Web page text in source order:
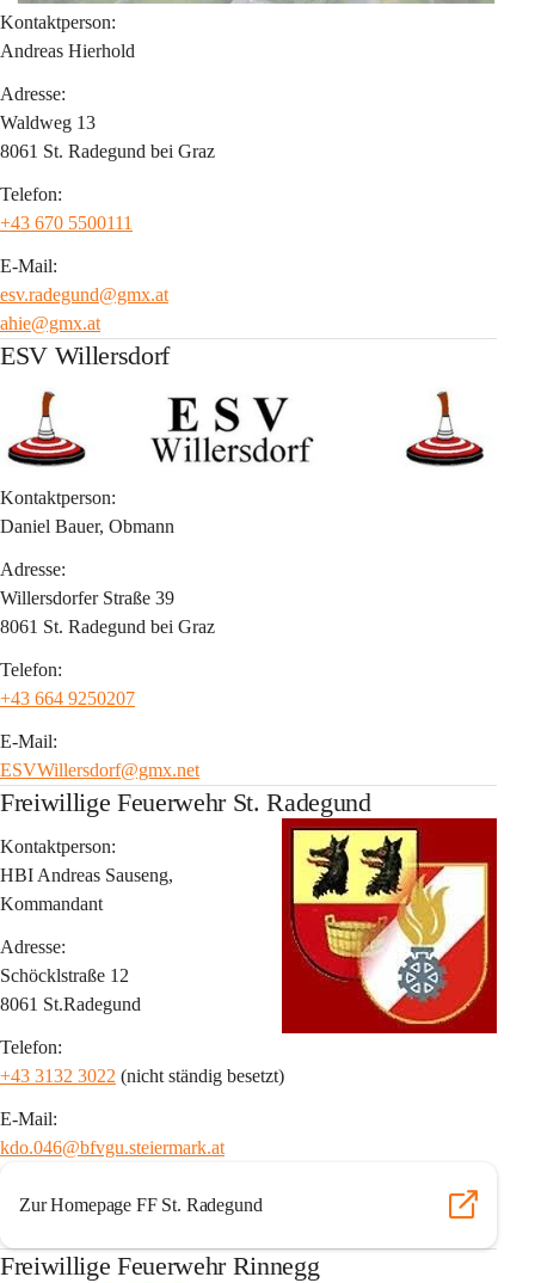
Kontaktperson:
Andreas Hierhold
Adresse:
Waldweg 13
8061 St. Radegund bei Graz
Telefon:
+43 670 5500111
E-Mail:
esv.radegund@gmx.at
ahie@gmx.at
ESV Willersdorf
Kontaktperson:
Daniel Bauer, Obmann
Adresse:
Willersdorfer Straße 39
8061 St. Radegund bei Graz
Telefon:
+43 664 9250207
E-Mail:
ESVWillersdorf@gmx.net
Freiwillige Feuerwehr St. Radegund
Kontaktperson:
HBI Andreas Sauseng,
Kommandant
Adresse:
Schöcklstraße 12
8061 St.Radegund
Telefon:
+43 3132 3022 (nicht ständig besetzt)
E-Mail:
kdo.046@bfvgu.steiermark.at
Zur Homepage FF St. Radegund
Freiwillige Feuerwehr Rinnegg